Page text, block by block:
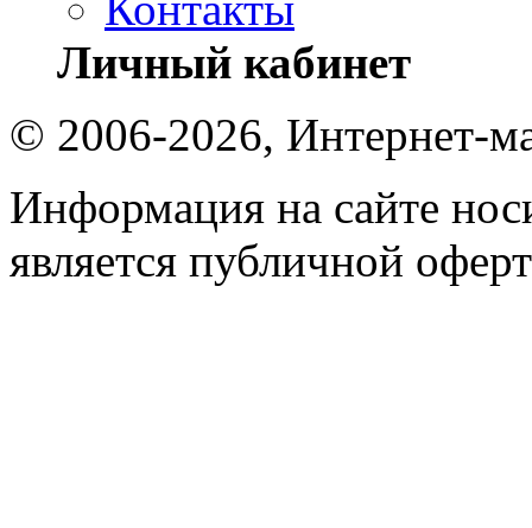
Личный кабинет
© 2006-2026, Интернет-
Информация на сайте
является публичной